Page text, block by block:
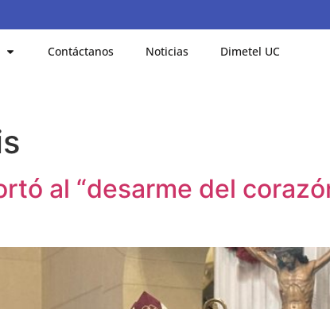
Contáctanos Noticias Dimetel UC
al “desarme del